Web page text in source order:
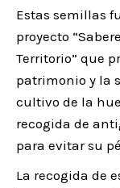
Estas semillas
proyecto
Territorio” que
patrimonio y la
cultivo de la
recogida de
para evitar su
La recogida de